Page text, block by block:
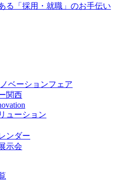
ベーションフェア
関西
ューション
ンダー
示会